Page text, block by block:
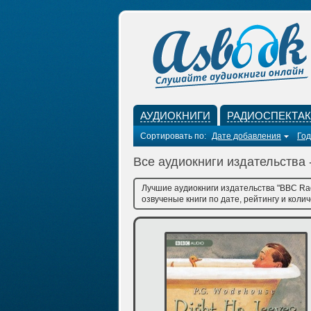
АУДИОКНИГИ
Сортировать по: Дате добавления
Все аудиокниги
Лучшие аудиокниги издательства "BBC
озвученые книги по дате, рейтингу и